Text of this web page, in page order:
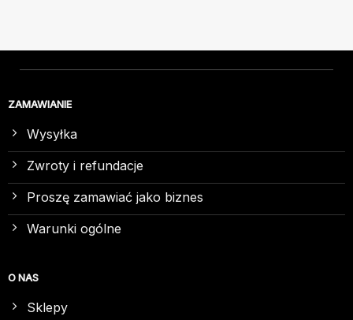
ZAMAWIANIE
Wysyłka
Zwroty i refundacje
Proszę zamawiać jako biznes
Warunki ogólne
O NAS
Sklepy